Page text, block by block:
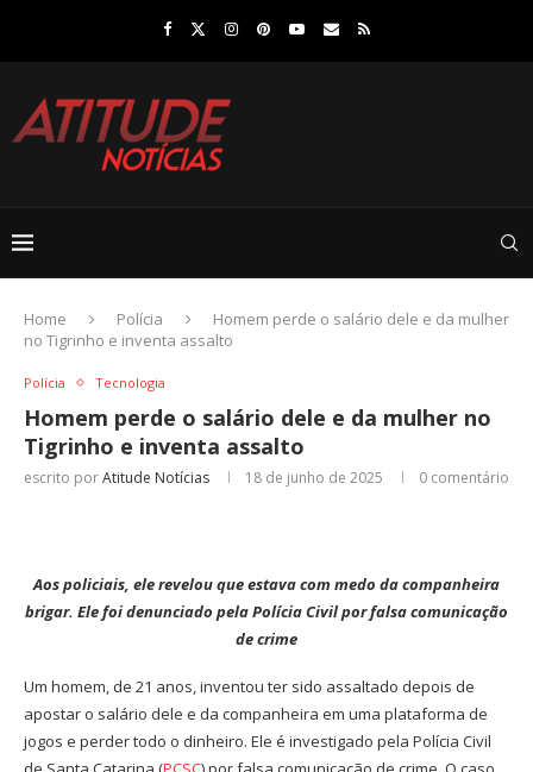
Home Polícia
Homem perde o salário dele e da mulher
no Tigrinho e inventa assalto
Polícia Tecnologia
Homem perde o salário dele e da mulher no
Tigrinho e inventa assalto
escrito porAtitude Notícias 18 de junho de 2025 0 comentário
Aos policiais, ele revelou que estava com medo da companheira
brigar. Ele foi denunciado pela Polícia Civil por falsa comunicação
de crime
Um homem, de 21 anos, inventou ter sido assaltado depois de
apostar o salário dele e da companheira em uma plataforma de
jogos e perder todo o dinheiro. Ele é investigado pela Polícia Civil